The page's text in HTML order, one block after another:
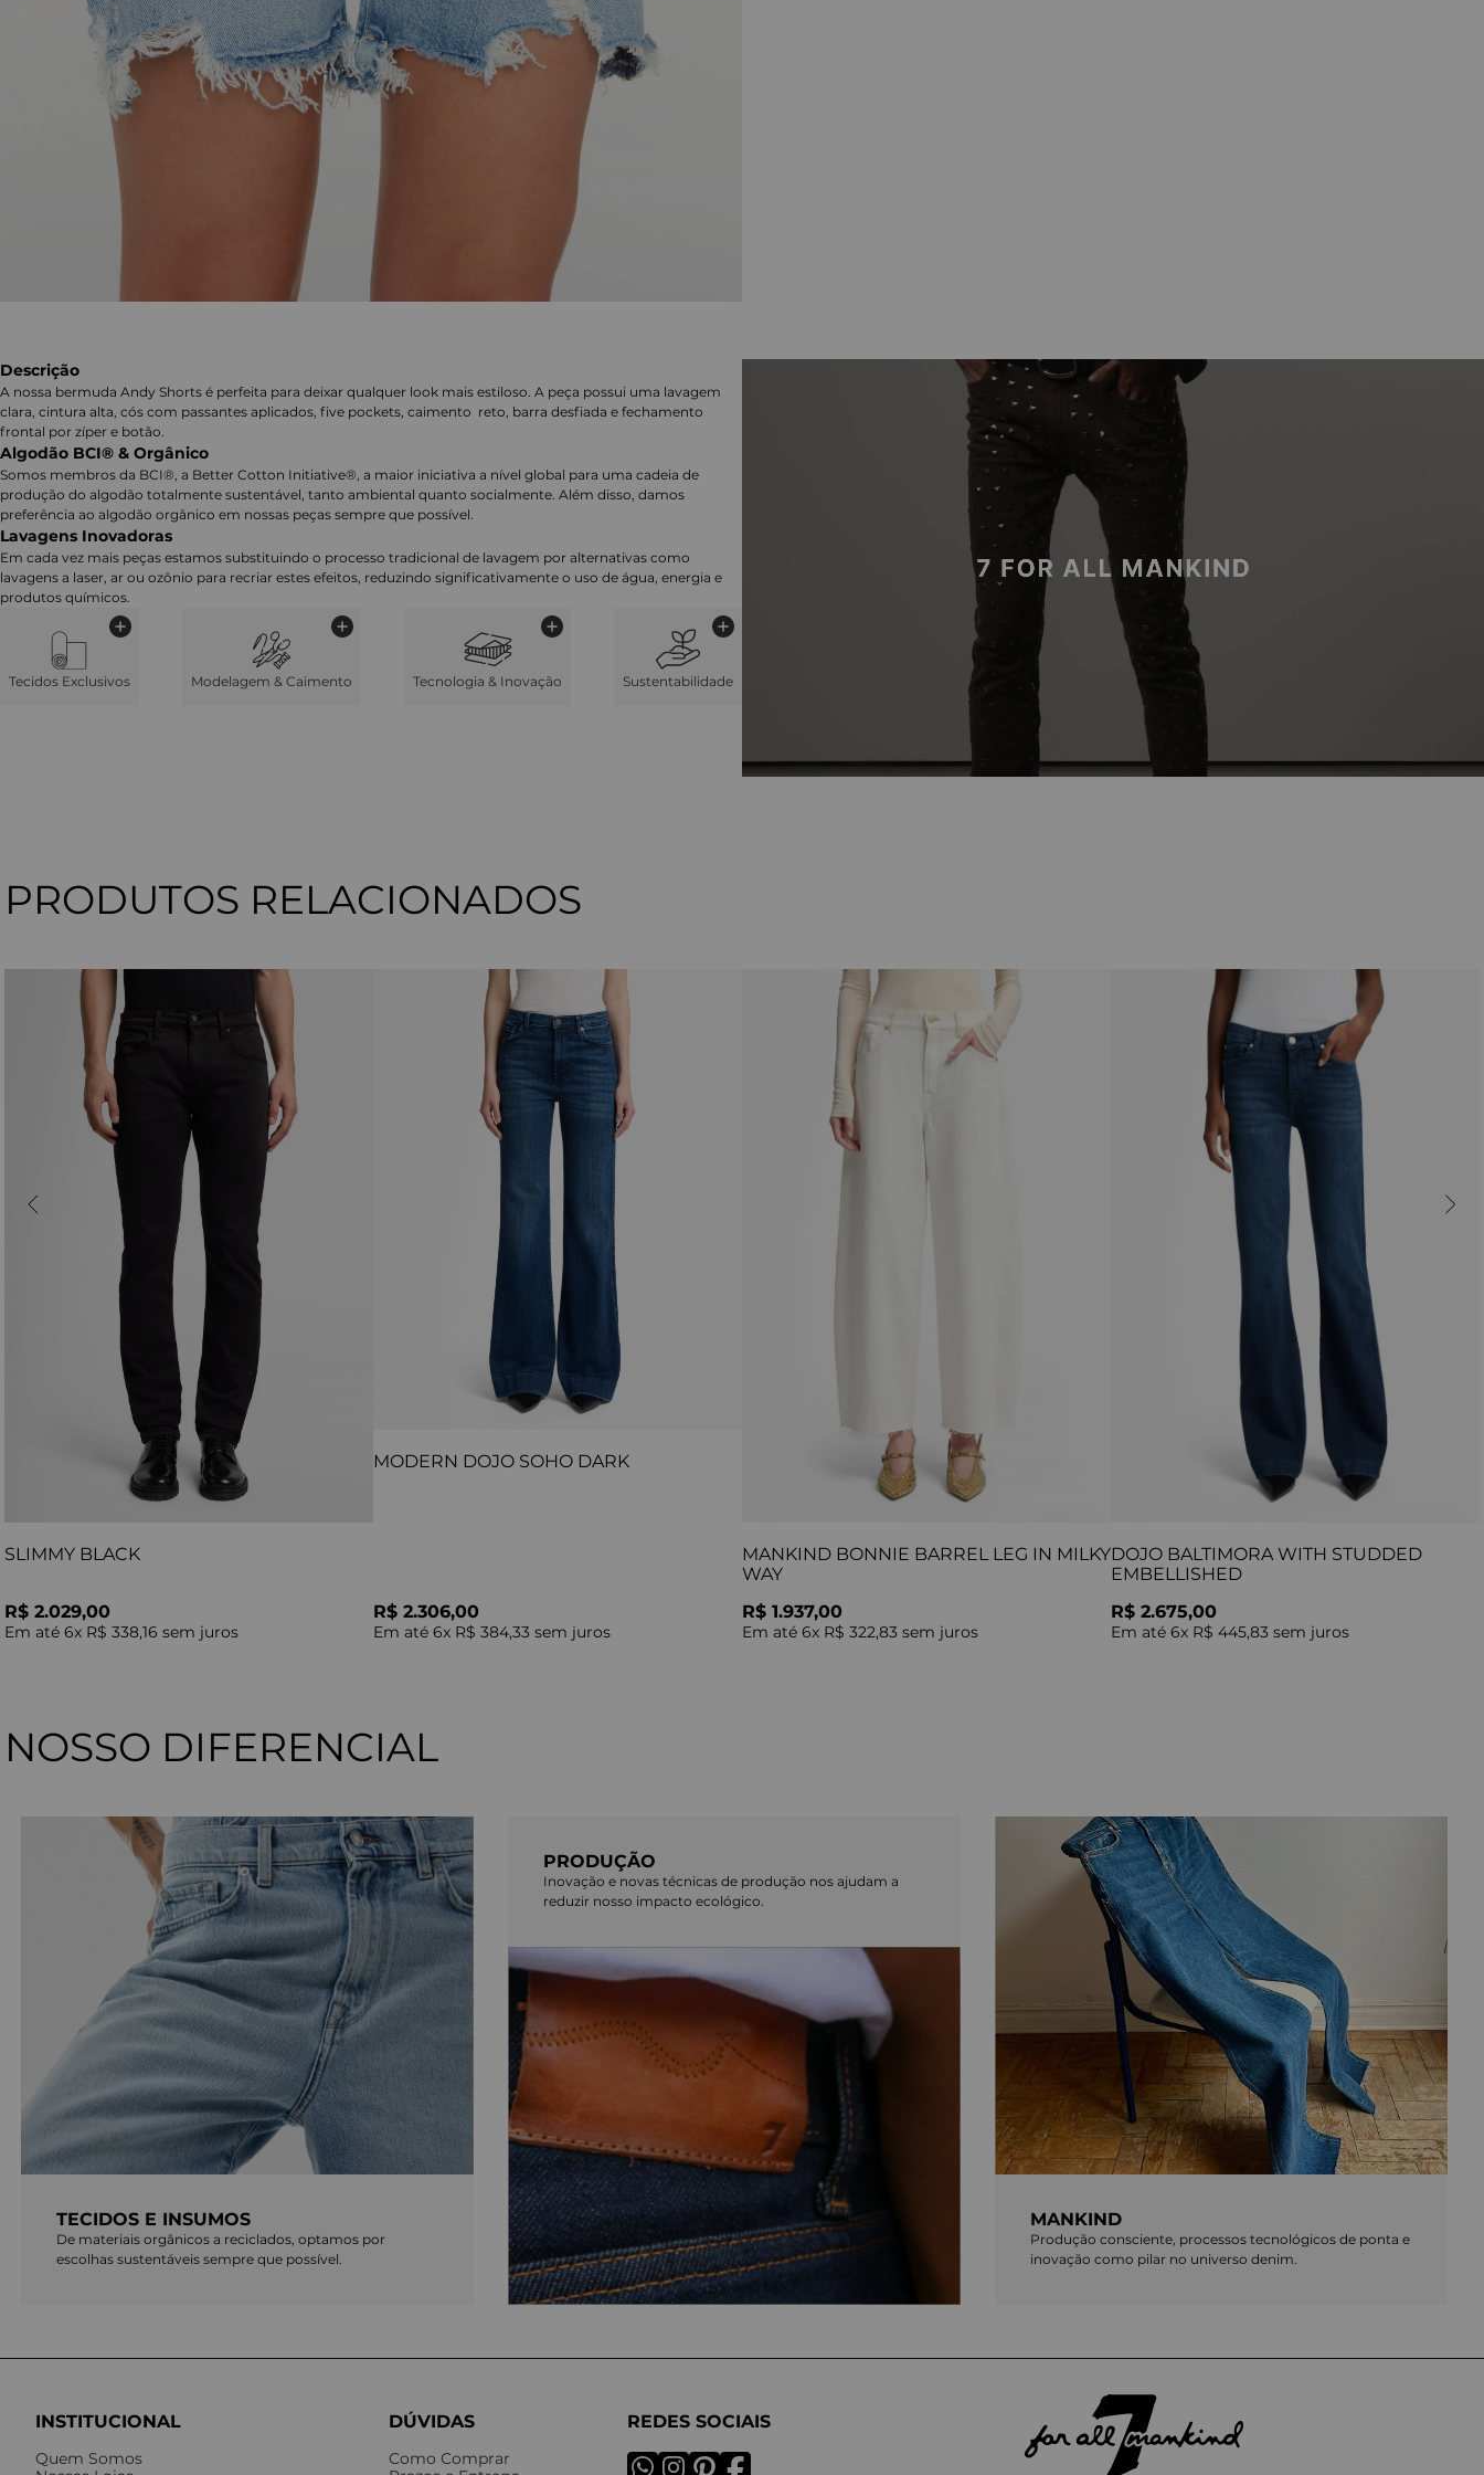
Descrição
A nossa bermuda Andy Shorts é perfeita para deixar qualquer look mais estiloso. A peça possui uma lavagem
clara, cintura alta, cós com passantes aplicados, five pockets, caimento reto, barra desfiada e fechamento
frontal por zíper e botão.
Algodão BCI® & Orgânico
Somos membros da BCI®, a Better Cotton Initiative®, a maior iniciativa a nível global para uma cadeia de
produção do algodão totalmente sustentável, tanto ambiental quanto socialmente. Além disso, damos
preferência ao algodão orgânico em nossas peças sempre que possível.
Lavagens Inovadoras
Em cada vez mais peças estamos substituindo o processo tradicional de lavagem por alternativas como
lavagens a laser, ar ou ozônio para recriar estes efeitos, reduzindo significativamente o uso de água, energia e
produtos químicos.
Tecidos Exclusivos Modelagem & Caimento Tecnologia & Inovação Sustentabilidade
PRODUTOS RELACIONADOS
SLIMMY BLACK
R$ 2.029,00
Em até 6x R$ 338,16 sem juros
MODERN DOJO SOHO DARK
R$ 2.306,00
Em até 6x R$ 384,33 sem juros
MANKIND BONNIE BARREL LEG IN MILKY
WAY
R$ 1.937,00
Em até 6x R$ 322,83 sem juros
DOJO BALTIMORA WITH STUDDED
EMBELLISHED
R$ 2.675,00
Em até 6x R$ 445,83 sem juros
NOSSO DIFERENCIAL
TECIDOS E INSUMOS
De materiais orgânicos a reciclados, optamos por
escolhas sustentáveis sempre que possível.
PRODUÇÃO
Inovação e novas técnicas de produção nos ajudam a
reduzir nosso impacto ecológico.
MANKIND
Produção consciente, processos tecnológicos de ponta e
inovação como pilar no universo denim.
INSTITUCIONAL
Quem Somos
DÚVIDAS
Como Comprar
REDES SOCIAIS